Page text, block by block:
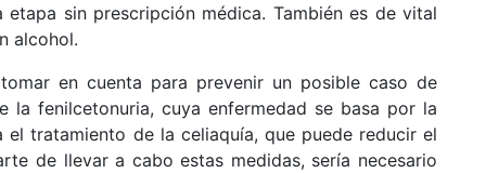
sin prescripción médica. También es de vital
alcohol.
en cuenta para prevenir un posible caso de
la fenilcetonuria, cuya enfermedad se basa por la
tratamiento de la celiaquía, que puede reducir el
de llevar a cabo estas medidas, sería necesario